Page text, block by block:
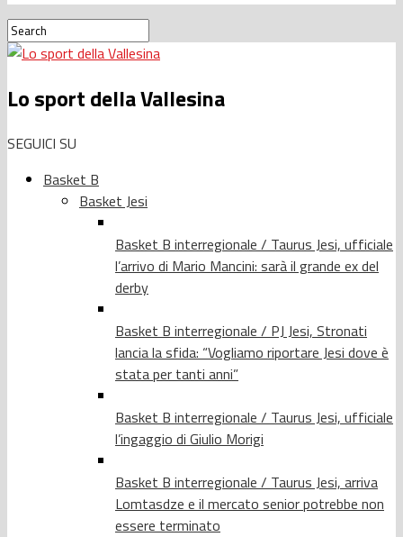
Lo sport della Vallesina
SEGUICI SU
Basket B
Basket Jesi
Basket B interregionale / Taurus Jesi, ufficiale
l’arrivo di Mario Mancini: sarà il grande ex del
derby
Basket B interregionale / PJ Jesi, Stronati
lancia la sfida: “Vogliamo riportare Jesi dove è
stata per tanti anni”
Basket B interregionale / Taurus Jesi, ufficiale
l’ingaggio di Giulio Morigi
Basket B interregionale / Taurus Jesi, arriva
Lomtasdze e il mercato senior potrebbe non
essere terminato